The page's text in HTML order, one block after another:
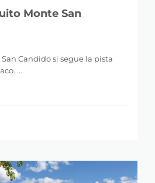
Monte San
Candido si segue la pista
...